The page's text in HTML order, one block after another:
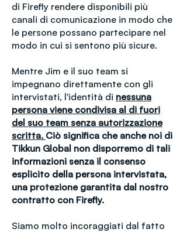
di Firefly rendere disponibili più
canali di comunicazione in modo che
le persone possano partecipare nel
modo in cui si sentono più sicure.
Mentre Jim e il suo team si
impegnano direttamente con gli
intervistati, l'identità di nessuna
persona viene condivisa al di fuori
del suo team senza autorizzazione
scritta. Ciò significa che anche noi di
Tikkun Global non disporremo di tali
informazioni senza il consenso
esplicito della persona intervistata,
una protezione garantita dal nostro
contratto con Firefly.
Siamo molto incoraggiati dal fatto